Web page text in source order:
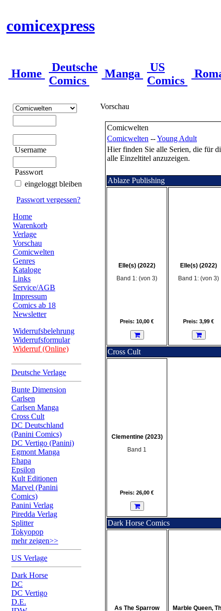
comicexpress
Home
Deutsche
Comics
Manga
US
Comics
Username
Passwort
eingeloggt bleiben
Passwort vergessen?
Home
Warenkorb
Verlage
Vorschau
Comicwelten
Genres
Kataloge
Links
Service/AGB
Impressum
Comics ab 18
Newsletter
Widerrufsbelehrung
Widerrufsformular
Widerruf (Online)
Deutsche Verlage
Bunte Dimension
Carlsen
Carlsen Manga
Cross Cult
DC Deutschland
(Panini Comics)
DC Vertigo (Panini)
Egmont Manga
Ehapa
Epsilon
Kult Editionen
Marvel (Panini
Comics)
Panini Verlag
Piredda Verlag
Splitter
Tokyopop
mehr zeigen>>
US Verlage
Dark Horse
DC
DC Vertigo
D.E.
Vorschau
Comicwelten
Comicwelten --Young Adult
Hier finden Sie alle Serien, die für
alle Einzeltitel anzuzeigen.
Ablaze Publishing
Elle(s) (2022)
Band 1: (von 3)
Preis: 10,00 €
Elle(s) (2022)
Band 1: (von 3)
Preis: 3,99 €
Cross Cult
Clementine (2023)
Band 1
Preis: 26,00 €
Dark Horse Comics
As The Sparrow
Marble Queen,